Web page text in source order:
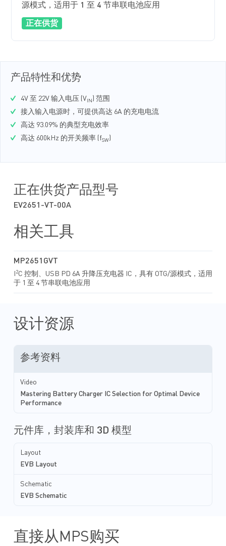
源模式，适用于 1 至 4 节串联电池应用
正在供货
产品特性和优势
4V 至 22V 输入电压 (V IN ) 范围
接入输入电源时，可提供高达 6A 的充电电流
高达 93.09% 的典型充电效率
高达 600kHz 的开关频率 (fSW)
正在供货产品型号
EV2651-VT-00A
相关工具
MP2651GVT
2C 控制、USB PD 6A 升降压充电器 IC，具有 OTG/源模式，适用
于 1 至 4 节串联电池应用
设计资源
参考资料
Video
Mastering Battery Charger IC Selection for Optimal Device
Performance
元件库，封装库和 3D 模型
Layout
EVB Layout
Schematic
EVB Schematic
直接从MPS购买